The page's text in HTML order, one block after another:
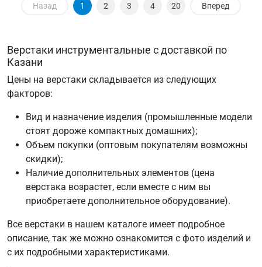
Назад 1 2 3 4 20 Вперед
Верстаки инструментальные с доставкой по
Казани
Цены на верстаки складывается из следующих
факторов:
Вид и назначение изделия (промышленные модели
стоят дороже компактных домашних);
Объем покупки (оптовым покупателям возможны
скидки);
Наличие дополнительных элементов (цена
верстака возрастет, если вместе с ним вы
приобретаете дополнительное оборудование).
Все верстаки в нашем каталоге имеет подробное
описание, так же можно ознакомится с фото изделий и
с их подробными характеристиками.